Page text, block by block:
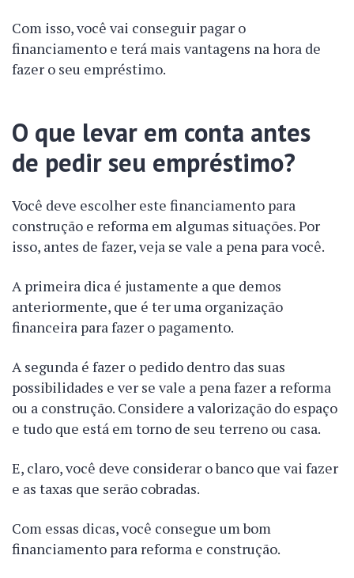
Com isso, você vai conseguir pagar o
financiamento e terá mais vantagens na hora de
fazer o seu empréstimo.
O que levar em conta antes
de pedir seu empréstimo?
Você deve escolher este financiamento para
construção e reforma em algumas situações. Por
isso, antes de fazer, veja se vale a pena para você.
A primeira dica é justamente a que demos
anteriormente, que é ter uma organização
financeira para fazer o pagamento.
A segunda é fazer o pedido dentro das suas
possibilidades e ver se vale a pena fazer a reforma
ou a construção. Considere a valorização do espaço
e tudo que está em torno de seu terreno ou casa.
E, claro, você deve considerar o banco que vai fazer
e as taxas que serão cobradas.
Com essas dicas, você consegue um bom
financiamento para reforma e construção.